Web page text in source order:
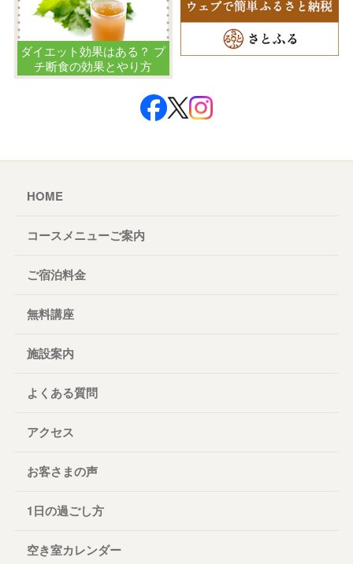
ダイエット効果はある？ プ
チ断食の効果とやり方
HOME
コースメニューご案内
ご宿泊料金
無料講座
施設案内
よくある質問
アクセス
お客さまの声
1日の過ごし方
空き室カレンダー